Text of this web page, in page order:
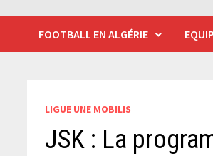
FOOTBALL EN ALGÉRIE
LIGUE UNE MOBILIS
JSK : La